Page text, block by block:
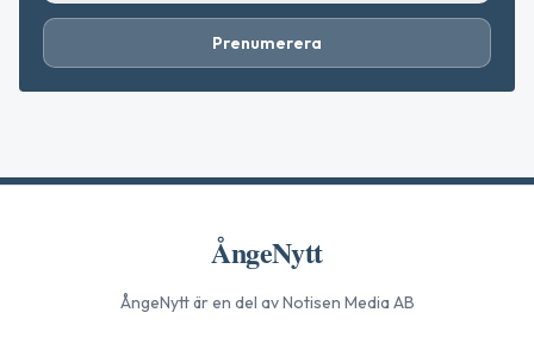
Prenumerera
ÅngeNytt
ÅngeNyttär en del av Notisen Media AB